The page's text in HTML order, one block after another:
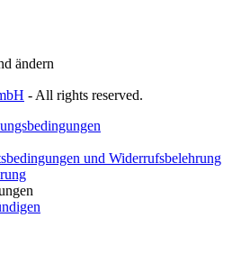
ändern
- All rights reserved.
und Widerrufsbelehrung